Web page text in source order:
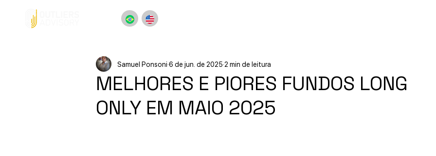
MELHORES E PIORES FUNDOS LONG
ONLY EM MAIO 2025
Samuel Ponsoni6 de jun. de 2025 2 min de leitura